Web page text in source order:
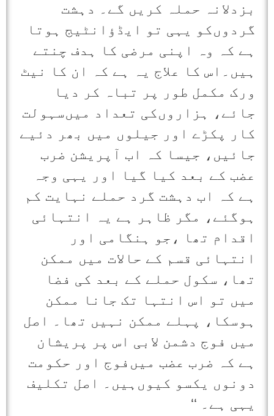
بزدلانہ حملہ کریں گے۔ دہشت
گردوں‌کو یہی تو ایڈؤانٹیج ہوتا
ہے کہ وہ اپنی مرضی کا ہدف چنتے
ہیں۔اس کا علاج یہ ہے کہ ان کا نیٹ
ورک مکمل طور پر تباہ کر دیا
جائے، ہزاروں‌کی تعداد میں‌سہولت
کار پکڑے اور جیلوں میں بھر دئیے
جائیں، جیسا کہ اب آپریشن ضرب
عضب کے بعد کیا گیا اور یہی وجہ
ہے کہ اب دہشت گرد حملے نہایت کم
ہوگئے، مگر ظاہر ہے یہ انتہائی
اقدام تھا ،جو ہنگامی اور
انتہائی قسم کے حالات میں ممکن
تھا، سکول حملے کے بعد کی فضا
میں تو اس انتہا تک جانا ممکن
ہوسکا، پہلے ممکن نہیں تھا۔ اصل
میں فوج دشمن لابی اس پر پریشان
ہے کہ ضرب عضب میں‌فوج اور حکومت
دونوں یکسو کیوں‌ہیں۔ اصل تکلیف
یہی ہے۔ ‘‘